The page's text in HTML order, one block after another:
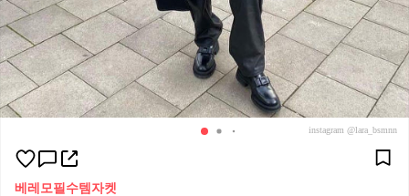
instagram @lara_bsmnn
베레모필수템 자켓